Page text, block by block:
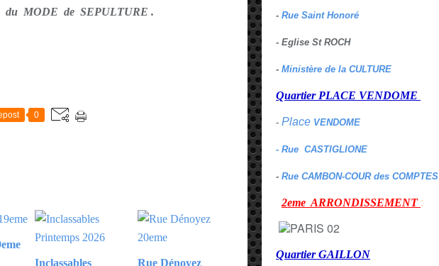
MODE de SEPULTURE .
0
Inclassables
Rue Dénoyez
- Rue Saint Honoré
- Eglise St ROCH
- Ministère de la CULTURE
Quartier PLACE VENDOME
- Place VENDOME
- Rue CASTIGLIONE
- Rue CAMBON-COUR des COMPTES
2eme ARRONDISSEMENT :
Quartier GAILLON